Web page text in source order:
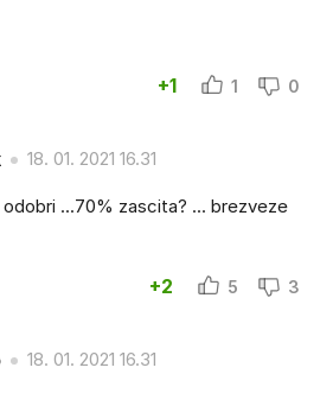
+1 1 0
18. 01. 2021 16.31
...70% zascita? ... brezveze
+2 5 3
18. 01. 2021 16.31